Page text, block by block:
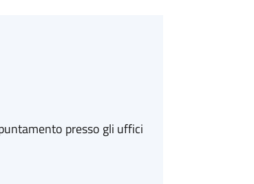
presso gli uffici